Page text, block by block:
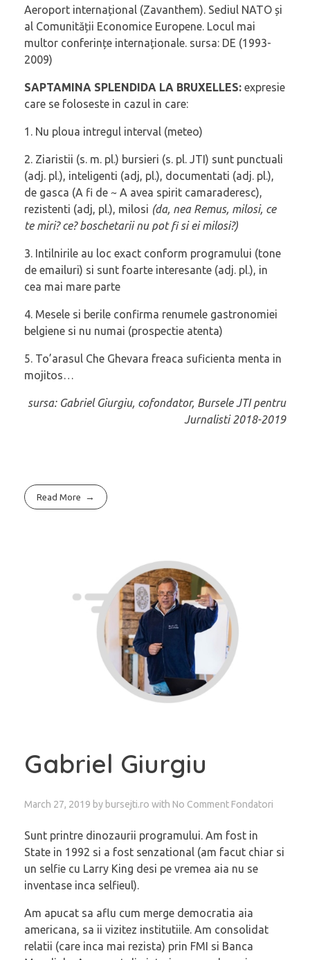
Aeroport internațional (Zavanthem). Sediul NATO și
al Comunității Economice Europene. Locul mai
multor conferințe internaționale. sursa: DE (1993-
2009)
SAPTAMINA SPLENDIDA LA BRUXELLES: expresie
care se foloseste in cazul in care:
1. Nu ploua intregul interval (meteo)
2. Ziaristii (s. m. pl.) bursieri (s. pl. JTI) sunt punctuali
(adj. pl.), inteligenti (adj, pl.), documentati (adj. pl.),
de gasca (A fi de ~ A avea spirit camaraderesc),
rezistenti (adj, pl.), milosi (da, nea Remus, milosi, ce
te miri? ce? boschetarii nu pot fi si ei milosi?)
3. Intilnirile au loc exact conform programului (tone
de emailuri) si sunt foarte interesante (adj. pl.), in
cea mai mare parte
4. Mesele si berile confirma renumele gastronomiei
belgiene si nu numai (prospectie atenta)
5. To’arasul Che Ghevara freaca suficienta menta in
mojitos…
sursa: Gabriel Giurgiu, cofondator, Bursele JTI pentru
Jurnalisti 2018-2019
Read More
Gabriel Giurgiu
March 27, 2019 by bursejti.ro with No Comment Fondatori
Sunt printre dinozaurii programului. Am fost in
State in 1992 si a fost senzational (am facut chiar si
un selfie cu Larry King desi pe vremea aia nu se
inventase inca selfieul).
Am apucat sa aflu cum merge democratia aia
americana, sa ii vizitez institutiile. Am consolidat
relatii (care inca mai rezista) prin FMI si Banca